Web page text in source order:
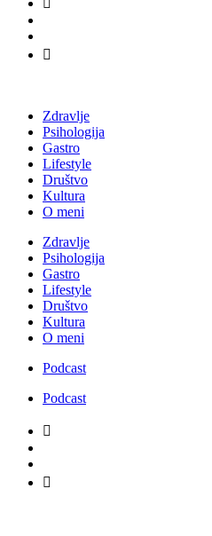
Zdravlje
Psihologija
Gastro
Lifestyle
Društvo
Kultura
O meni
Zdravlje
Psihologija
Gastro
Lifestyle
Društvo
Kultura
O meni
Podcast
Podcast